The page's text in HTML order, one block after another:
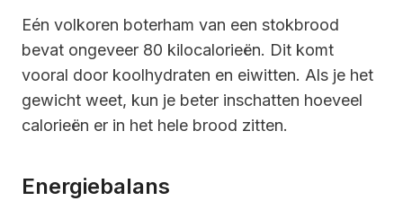
Eén volkoren boterham van een stokbrood
bevat ongeveer 80 kilocalorieën. Dit komt
vooral door koolhydraten en eiwitten. Als je het
gewicht weet, kun je beter inschatten hoeveel
calorieën er in het hele brood zitten.
Energiebalans